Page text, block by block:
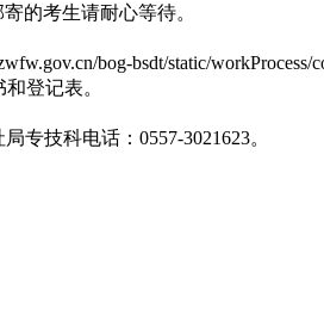
的考生请耐心等待。
bog-bsdt/static/workProcess/
登记表。
专技科电话：0557-3021623。